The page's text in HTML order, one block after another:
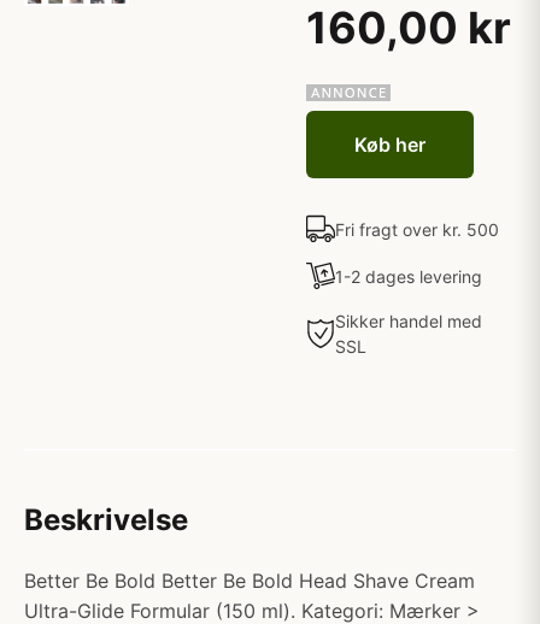
160,00 kr
Køb her
Fri fragt over kr. 500
1-2 dages levering
Sikker handel med
SSL
Beskrivelse
Better Be Bold Better Be Bold Head Shave Cream
Ultra-Glide Formular (150 ml). Kategori: Mærker >